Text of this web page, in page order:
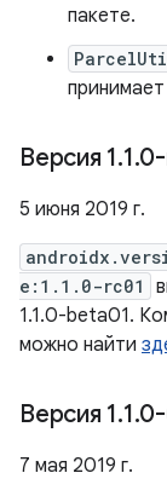
пакете.
Версия 1.1.
5 июня 2019 г.
e:1.1.0-rc01
1.1.0-beta01.
можно найти
Версия 1.1.
7 мая 2019 г.